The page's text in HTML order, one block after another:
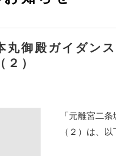
丸御殿ガイダン
２）
「元離宮二
（２）は、